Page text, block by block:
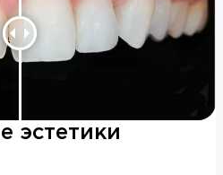
эстетики